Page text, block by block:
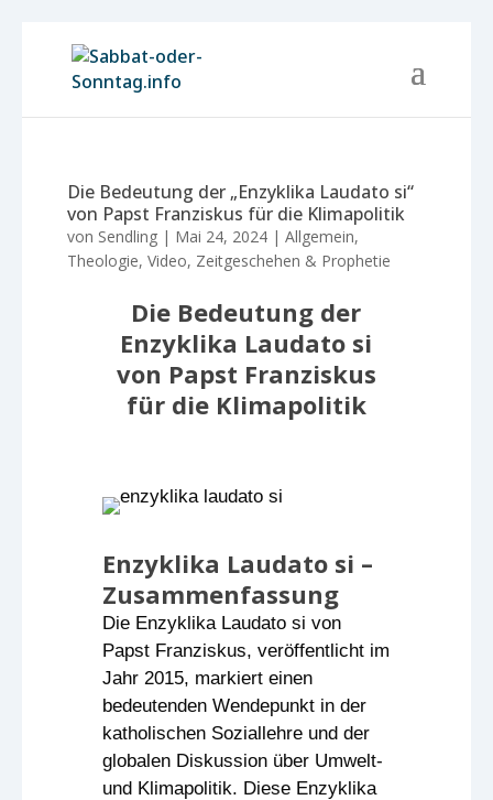
Die Bedeutung der „Enzyklika Laudato si“
von Papst Franziskus für die Klimapolitik
von Sendling| Mai 24, 2024| Allgemein,
Theologie, Video, Zeitgeschehen & Prophetie
Die Bedeutung der
Enzyklika Laudato si
von Papst Franziskus
für die Klimapolitik
Enzyklika Laudato si –
Zusammenfassung
Die Enzyklika Laudato si von
Papst Franziskus, veröffentlicht im
Jahr 2015, markiert einen
bedeutenden Wendepunkt in der
katholischen Soziallehre und der
globalen Diskussion über Umwelt-
und Klimapolitik. Diese Enzyklika